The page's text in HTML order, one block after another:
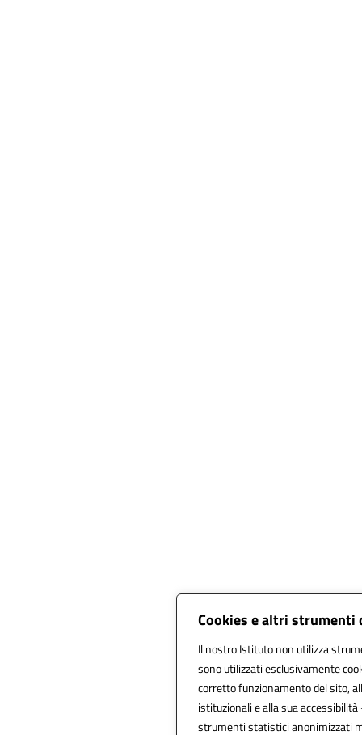
Cookies e altri strumenti
Il nostro Istituto non utilizza
sono utilizzati esclusivamente
corretto funzionamento del sito,
istituzionali e alla sua
strumenti statistici anonimizzati